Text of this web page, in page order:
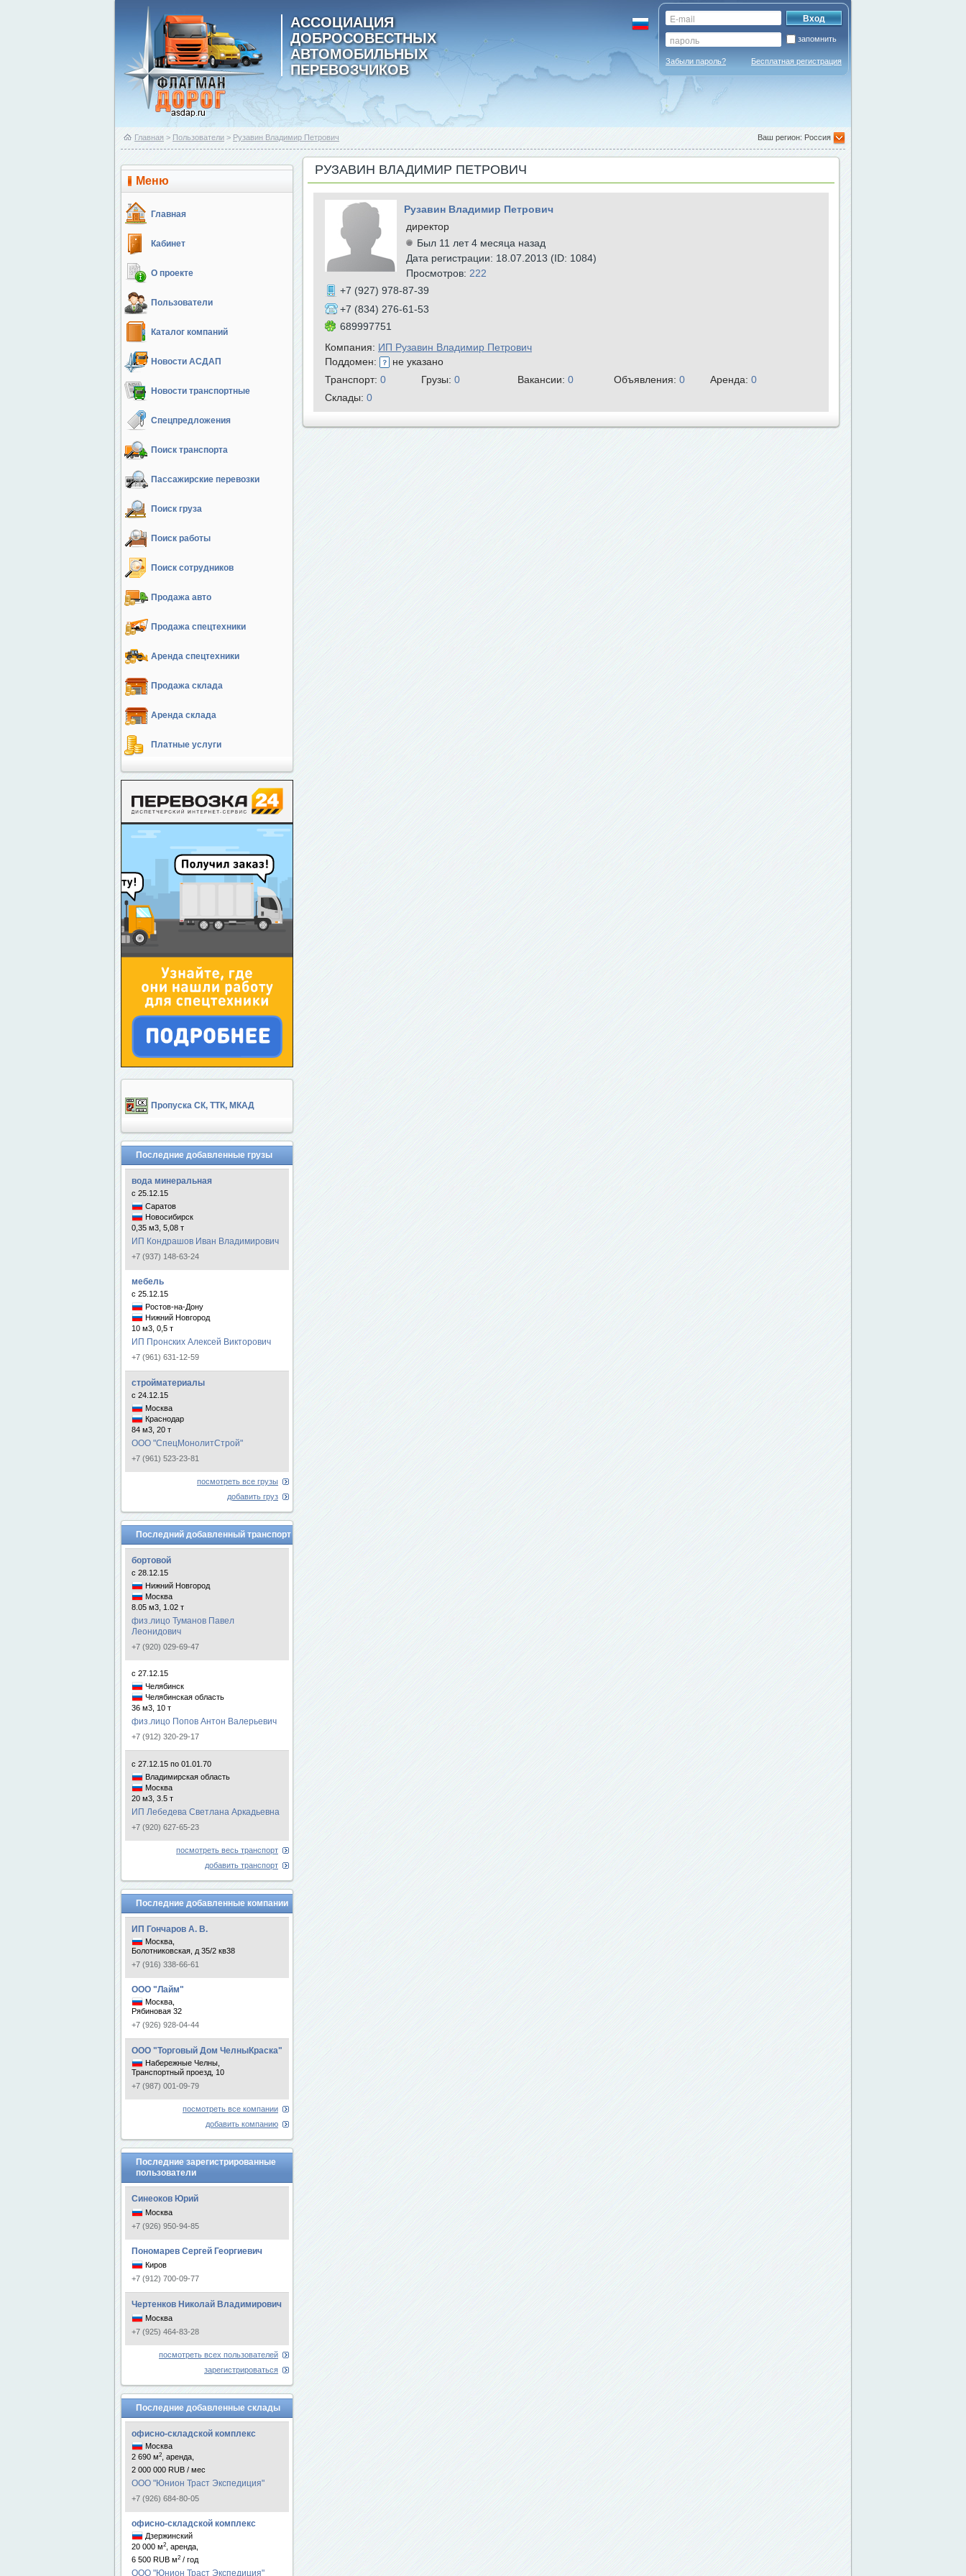
АССОЦИАЦИЯ
ДОБРОСОВЕСТНЫХ
АВТОМОБИЛЬНЫХ
ПЕРЕВОЗЧИКОВ
запомнить
Забыли пароль? Бесплатная регистрация
Главная > Пользователи > Рузавин Владимир Петрович Ваш регион: Россия
Меню
Главная
Кабинет
О проекте
Пользователи
Каталог компаний
Новости АСДАП
Новости транспортные
Спецпредложения
Поиск транспорта
Пассажирские перевозки
Поиск груза
Поиск работы
Поиск сотрудников
Продажа авто
Продажа спецтехники
Аренда спецтехники
Продажа склада
Аренда склада
Платные услуги
Пропуска СК, ТТК, МКАД
Последние добавленные грузы
вода минеральная
с 25.12.15
Саратов
Новосибирск
0,35 м3, 5,08 т
ИП Кондрашов Иван Владимирович
+7 (937) 148-63-24
мебель
с 25.12.15
Ростов-на-Дону
Нижний Новгород
10 м3, 0,5 т
ИП Пронских Алексей Викторович
+7 (961) 631-12-59
стройматериалы
с 24.12.15
Москва
Краснодар
84 м3, 20 т
ООО "СпецМонолитСтрой"
+7 (961) 523-23-81
посмотреть все грузы
добавить груз
Последний добавленный транспорт
бортовой
с 28.12.15
Нижний Новгород
Москва
8.05 м3, 1.02 т
физ.лицо Туманов Павел
Леонидович
+7 (920) 029-69-47
с 27.12.15
Челябинск
Челябинская область
36 м3, 10 т
физ.лицо Попов Антон Валерьевич
+7 (912) 320-29-17
с 27.12.15 по 01.01.70
Владимирская область
Москва
20 м3, 3.5 т
ИП Лебедева Светлана Аркадьевна
+7 (920) 627-65-23
посмотреть весь транспорт
добавить транспорт
Последние добавленные компании
ИП Гончаров А. В.
Москва,
Болотниковская, д 35/2 кв38
+7 (916) 338-66-61
ООО "Лайм"
Москва,
Рябиновая 32
+7 (926) 928-04-44
ООО "Торговый Дом ЧелныКраска"
Набережные Челны,
Транспортный проезд, 10
+7 (987) 001-09-79
посмотреть все компании
добавить компанию
Последние зарегистрированные
пользователи
Синеоков Юрий
Москва
+7 (926) 950-94-85
Пономарев Сергей Георгиевич
Киров
+7 (912) 700-09-77
Чертенков Николай Владимирович
Москва
+7 (925) 464-83-28
посмотреть всех пользователей
зарегистрироваться
Последние добавленные склады
офисно-складской комплекс
Москва
2 690 м2
, аренда,
2 000 000 RUB / мес
ООО "Юнион Траст Экспедиция"
+7 (926) 684-80-05
офисно-складской комплекс
Дзержинский
20 000 м2
, аренда,
6 500 RUB м2 / год
ООО "Юнион Траст Экспедиция"
РУЗАВИН ВЛАДИМИР ПЕТРОВИЧ
Рузавин Владимир Петрович
директор
Был 11 лет 4 месяца назад
Дата регистрации: 18.07.2013 (ID: 1084)
Просмотров: 222
+7 (927) 978-87-39
+7 (834) 276-61-53
689997751
Компания: ИП Рузавин Владимир Петрович
Поддомен:
не указано
Транспорт: 0 Грузы: 0 Вакансии: 0 Объявления: 0 Аренда: 0
Склады: 0